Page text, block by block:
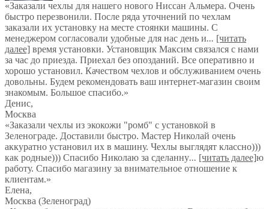
«Заказали чехлы для нашего нового Ниссан Альмера. Очень
быстро перезвонили. После ряда уточнений по чехлам
заказали их установку на месте стоянки машины. С
менеджером согласовали удобные для нас день и... [читать
далее] время установки. Установщик Максим связался с нами
за час до приезда. Приехал без опозданий. Все оперативно и
хорошо установил. Качеством чехлов и обслуживанием очень
довольны. Будем рекомендовать ваш интернет-магазин своим
знакомым. Большое спасибо.»
Денис,
Москва
«Заказали чехлы из экокожи "ромб" с установкой в
Зеленограде. Доставили быстро. Мастер Николай очень
аккуратно установил их в машину. Чехлы выглядят классно)))
как родные))) Спасибо Николаю за сделанну... [читать далее]ю
работу. Спасибо магазину за внимательное отношение к
клиентам.»
Елена,
Москва (Зеленоград)